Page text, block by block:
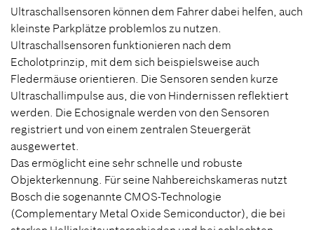
Ultraschallsensoren können dem Fahrer dabei helfen, auch
kleinste Parkplätze problemlos zu nutzen.
Ultraschallsensoren funktionieren nach dem
Echolotprinzip, mit dem sich beispielsweise auch
Fledermäuse orientieren. Die Sensoren senden kurze
Ultraschallimpulse aus, die von Hindernissen reflektiert
werden. Die Echosignale werden von den Sensoren
registriert und von einem zentralen Steuergerät
ausgewertet.
Das ermöglicht eine sehr schnelle und robuste
Objekterkennung. Für seine Nahbereichskameras nutzt
Bosch die sogenannte CMOS-Technologie
(Complementary Metal Oxide Semiconductor), die bei